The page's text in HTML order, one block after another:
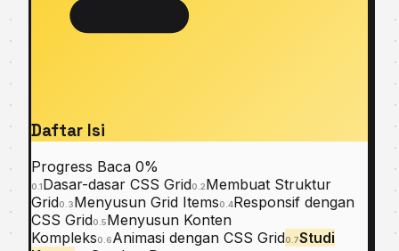
Daftar Isi
Progress Baca 0%
0.1Dasar-dasar CSS Grid0.2Membuat Struktur
Grid0.3Menyusun Grid Items0.4Responsif dengan
CSS Grid0.5Menyusun Konten
Kompleks0.6Animasi dengan CSS Grid0.7Studi